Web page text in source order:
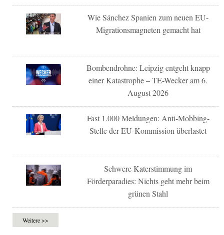
Wie Sánchez Spanien zum neuen EU-
Migrationsmagneten gemacht hat
Bombendrohne: Leipzig entgeht knapp
einer Katastrophe – TE-Wecker am 6.
August 2026
Fast 1.000 Meldungen: Anti-Mobbing-
Stelle der EU-Kommission überlastet
Schwere Katerstimmung im
Förderparadies: Nichts geht mehr beim
grünen Stahl
Weitere >>